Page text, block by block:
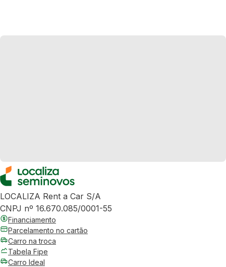
LOCALIZA Rent a Car S/A
CNPJ nº 16.670.085/0001-55
Financiamento
Parcelamento no cartão
Carro na troca
Tabela Fipe
Carro Ideal